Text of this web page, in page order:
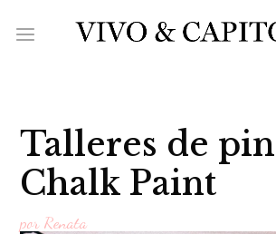
Talleres de
Chalk Paint
por Renata